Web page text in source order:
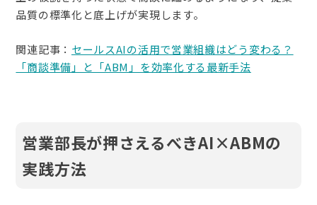
品質の標準化と底上げが実現します。
関連記事： セールスAIの活用で営業組織はどう変わる？
「商談準備」と「ABM」を効率化する最新手法
営業部長が押さえるべきAI×ABMの
実践方法